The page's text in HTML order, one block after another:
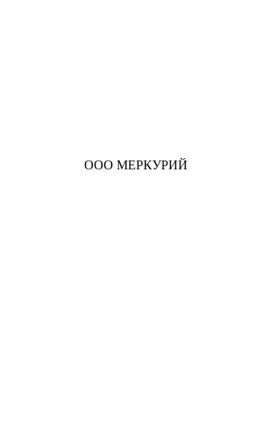
ООО МЕРКУРИЙ